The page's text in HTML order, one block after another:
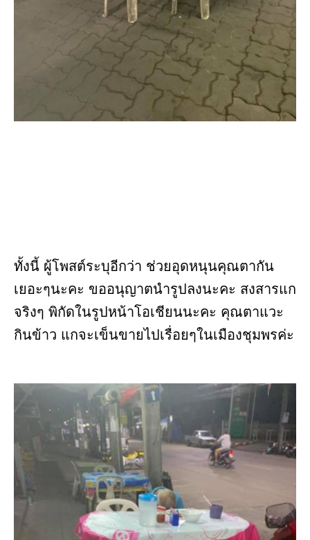
ทั้งนี้ ผู้โพสต์ระบุอีกว่า ช่วยอุดหนุนคุณตากัน
เยอะๆนะคะ ขออนุญาตนำรูปลงนะคะ สงสารแก
จริงๆ พิกัดในรูปหน้าโอเชียนนะคะ คุณตาแวะ
กินข้าว แกจะเข็นขายไปเรื่อยๆในเมืองชุมพรค่ะ